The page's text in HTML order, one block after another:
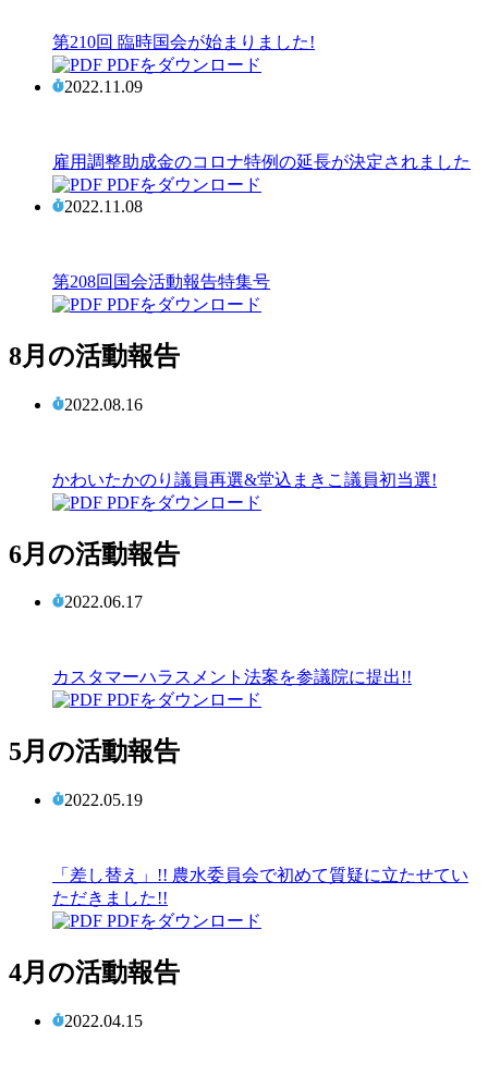
第210回 臨時国会が始まりました!
PDFをダウンロード
2022.11.09
雇用調整助成金のコロナ特例の延長が決定されました
PDFをダウンロード
2022.11.08
第208回国会活動報告特集号
PDFをダウンロード
8月の活動報告
2022.08.16
かわいたかのり議員再選&堂込まきこ議員初当選!
PDFをダウンロード
6月の活動報告
2022.06.17
カスタマーハラスメント法案を参議院に提出!!
PDFをダウンロード
5月の活動報告
2022.05.19
「差し替え」!! 農水委員会で初めて質疑に立たせてい
ただきました!!
PDFをダウンロード
4月の活動報告
2022.04.15